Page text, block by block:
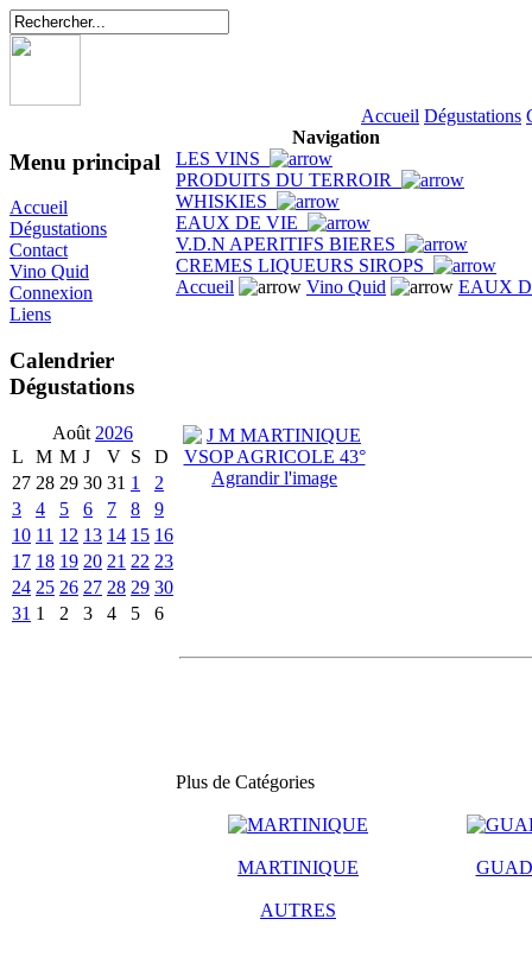
Accueil Dégustations
Menu principal
Accueil
Dégustations
Contact
Vino Quid
Connexion
Liens
Calendrier
Dégustations
Août 2026
L
M M J V S
D
27 28 29 30 31 1
2
3
4 5 6 7 8
9
10 11 12 13 14 15 16
17 18 19 20 21 22 23
24 25 26 27 28 29 30
31 1 2 3 4 5 6
Navigation
LES VINS
PRODUITS DU TERROIR
WHISKIES
EAUX DE VIE
V.D.N APERITIFS BIERES
CREMES LIQUEURS SIROPS
Accueil
Vino Quid EAUX
Agrandir l'image
Plus de Catégories
MARTINIQUE
AUTRES